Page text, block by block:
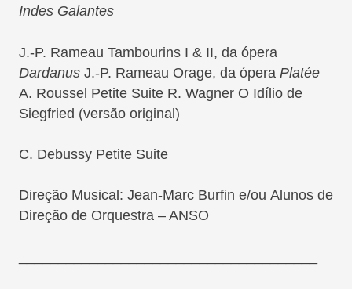
Indes Galantes
J.-P. Rameau Tambourins I & II, da ópera
Dardanus J.-P. Rameau Orage, da ópera Platée
A. Roussel Petite Suite R. Wagner O Idílio de
Siegfried (versão original)
C. Debussy Petite Suite
Direção Musical: Jean-Marc Burfin e/ou Alunos de
Direção de Orquestra – ANSO